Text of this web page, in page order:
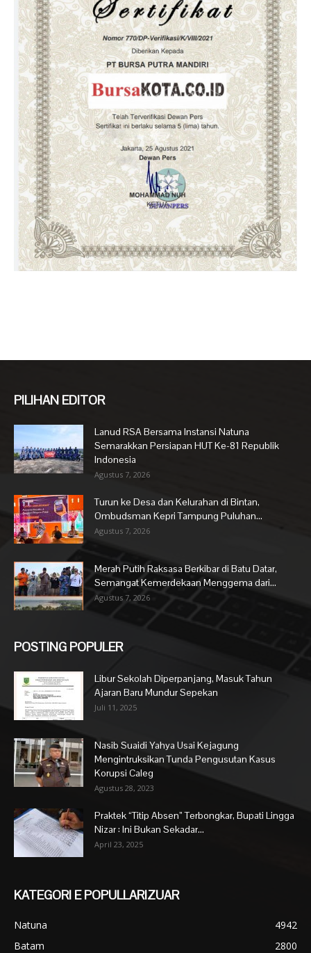
PILIHAN EDITOR
Lanud RSA Bersama Instansi Natuna
Semarakkan Persiapan HUT Ke-81 Republik
Indonesia
Agustus 7, 2026
Turun ke Desa dan Kelurahan di Bintan,
Ombudsman Kepri Tampung Puluhan...
Agustus 7, 2026
Merah Putih Raksasa Berkibar di Batu Datar,
Semangat Kemerdekaan Menggema dari...
Agustus 7, 2026
POSTING POPULER
Libur Sekolah Diperpanjang, Masuk Tahun
Ajaran Baru Mundur Sepekan
Juli 11, 2025
Nasib Suaidi Yahya Usai Kejagung
Mengintruksikan Tunda Pengusutan Kasus
Korupsi Caleg
Agustus 28, 2023
Praktek “Titip Absen” Terbongkar, Bupati Lingga
Nizar : Ini Bukan Sekadar...
April 23, 2025
KATEGORI E POPULLARIZUAR
Natuna
4942
Batam
2800